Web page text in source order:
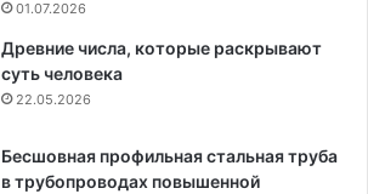
01.07.2026
Древние числа, которые раскрывают
суть человека
22.05.2026
Бесшовная профильная стальная труба
в трубопроводах повышенной